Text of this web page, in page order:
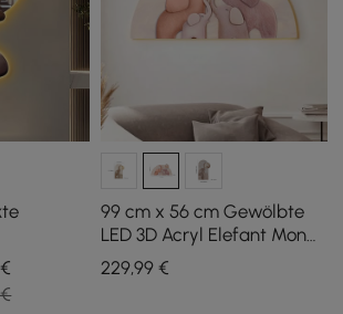
Acryl,
99 cm x 56 cm Gewölbte
LED 3D Acryl Elefant Mond
Wandskulptur Kunstdeko
Kinderzimmer
229,99€